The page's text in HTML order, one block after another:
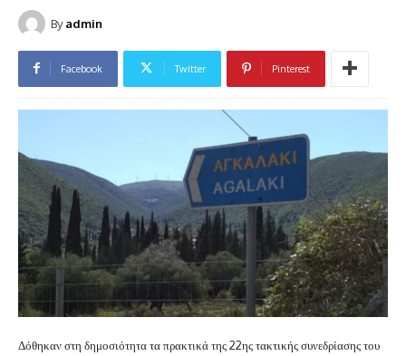
By admin
Facebook Twitter Pinterest
Δόθηκαν στη δημοσιότητα τα πρακτικά της 22ης τακτικής συνεδρίασης του